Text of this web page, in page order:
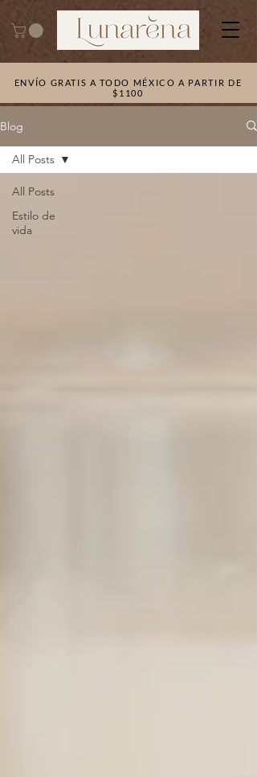
ENVÍO GRATIS A TODO MÉXICO A PARTIR DE
$1100
Blog
All Posts
Estilo de
vida
All Posts